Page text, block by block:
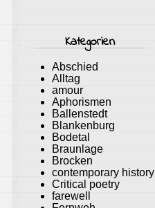
Kategorien
Abschied
Alltag
amour
Aphorismen
Ballenstedt
Blankenburg
Bodetal
Braunlage
Brocken
contemporary history
Critical poetry
farewell